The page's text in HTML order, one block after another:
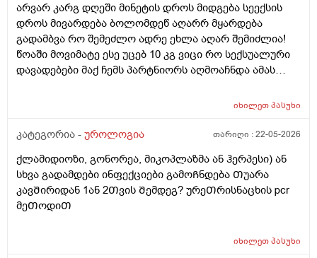
არვარ კარგ დღეში მინეტის დროს მიდგება სეექსის
დროს მივარდება ბოლომდეწ აღარრ მყარდება
გადამბვა რო შემეძლო ადრე ეხლა აღარ შემიძლია!
წოაში მოვიმატე ესე უცებ 10 კგ ვიცი რო სექსუალური
დავადებები მაქ ჩემს პარტნიორს აღმოაჩნდა ამას
დამიჯდეება ანალიევი ექიმთან ვიზიდი რო ვიცოდე ამ
იხილეთპასუხი
კატეგორია - უროლოგია თარიღი :22-05-2026
ქლამიდიოზი, გონორეა, მიკოპლაზმა ან ჰერპესი) ან
სხვა გადამდები ინფექციები გამოᲩნდება Თუარა
კავᲨირიდან 1ან 2Თვის Შემდეგ? ურეᲗრისნაცხის pcr
მეᲗოდიᲗ
იხილეთპასუხი